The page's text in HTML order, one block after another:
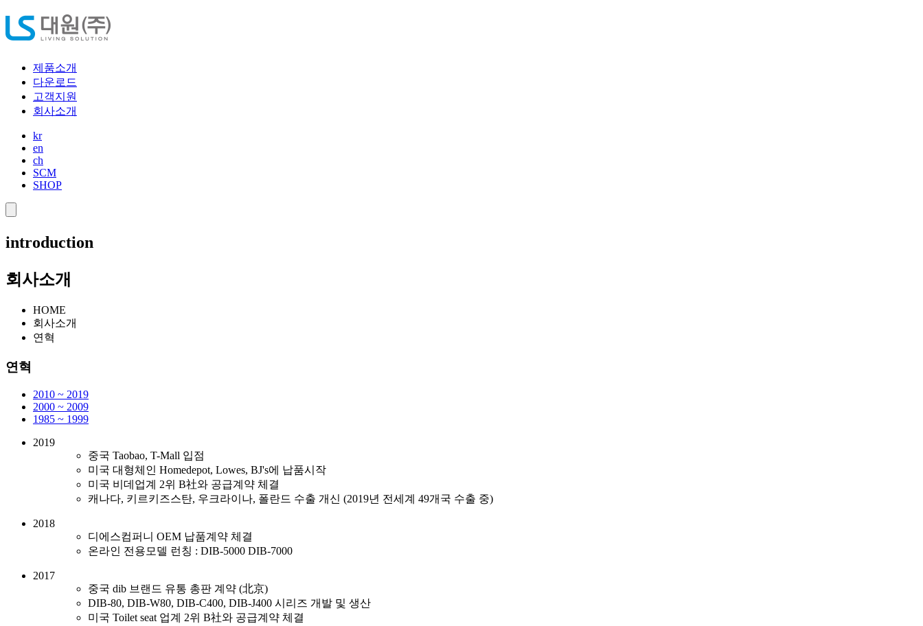
제품소개
다운로드
고객지원
회사소개
kr
en
ch
SCM
SHOP
introduction
회사소개
HOME
회사소개
연혁
연혁
2010 ~ 2019
2000 ~ 2009
1985 ~ 1999
2019
중국 Taobao, T-Mall 입점
미국 대형체인 Homedepot, Lowes, BJ's에 납품시작
미국 비데업계 2위 B社와 공급계약 체결
캐나다, 키르키즈스탄, 우크라이나, 폴란드 수출 개신 (2019년 전세계 49개국 수출 중)
2018
디에스컴퍼니 OEM 납품계약 체결
온라인 전용모델 런칭 : DIB-5000 DIB-7000
2017
중국 dib 브랜드 유통 총판 계약 (北京)
DIB-80, DIB-W80, DIB-C400, DIB-J400 시리즈 개발 및 생산
미국 Toilet seat 업계 2위 B社와 공급계약 체결